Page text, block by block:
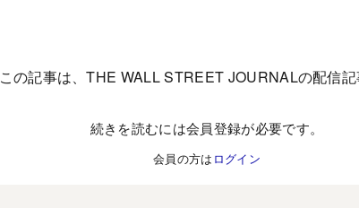
この記事は、THE WALL STREET JOURNALの配信記
続きを読むには会員登録が必要です。
会員の方は ログイン